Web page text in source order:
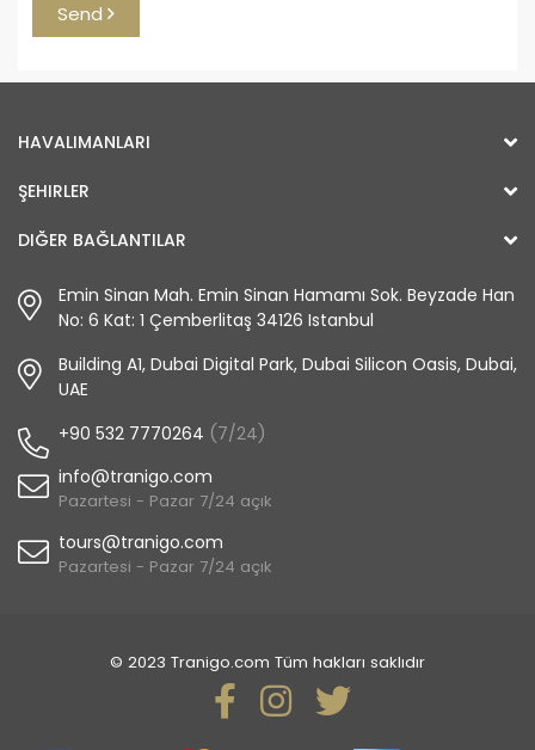
Send
HAVALIMANLARI
ŞEHIRLER
DIĞER BAĞLANTILAR
Emin Sinan Mah. Emin Sinan Hamamı Sok. Beyzade Han
No: 6 Kat: 1 Çemberlitaş 34126 Istanbul
Building A1, Dubai Digital Park, Dubai Silicon Oasis, Dubai,
UAE
+90 532 7770264 (7/24)
info@tranigo.com
Pazartesi - Pazar 7/24 açık
tours@tranigo.com
Pazartesi - Pazar 7/24 açık
© 2023 Tranigo.com Tüm hakları saklıdır